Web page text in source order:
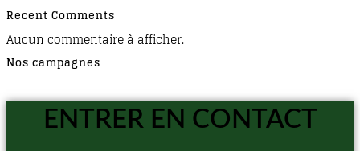
Recent Comments
Aucun commentaire à afficher.
Nos campagnes
ENTRER EN CONTACT